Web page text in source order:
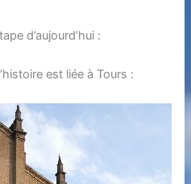
d’aujourd’hui :
est liée à Tours :